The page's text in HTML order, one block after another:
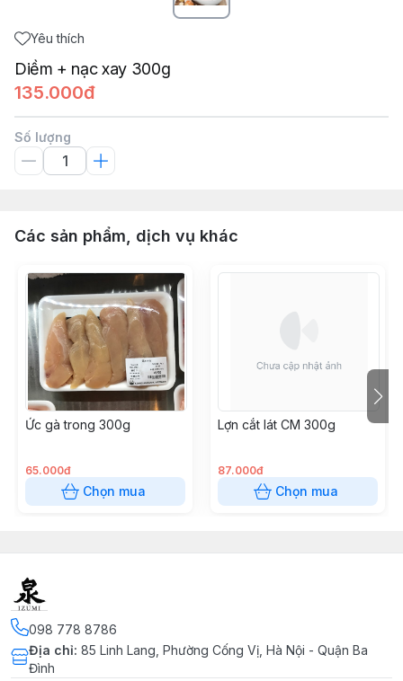
Yêu thích
Diềm + nạc xay 300g
135.000đ
Số lượng
Các sản phẩm, dịch vụ khác
Ức gà trong 300g
65.000đ
Chọn mua
Lợn cắt lát CM 300g
87.000đ
Chọn mua
098 778 8786
Địa chỉ: 85 Linh Lang, Phường Cống Vị, Hà Nội - Quận Ba
Đình